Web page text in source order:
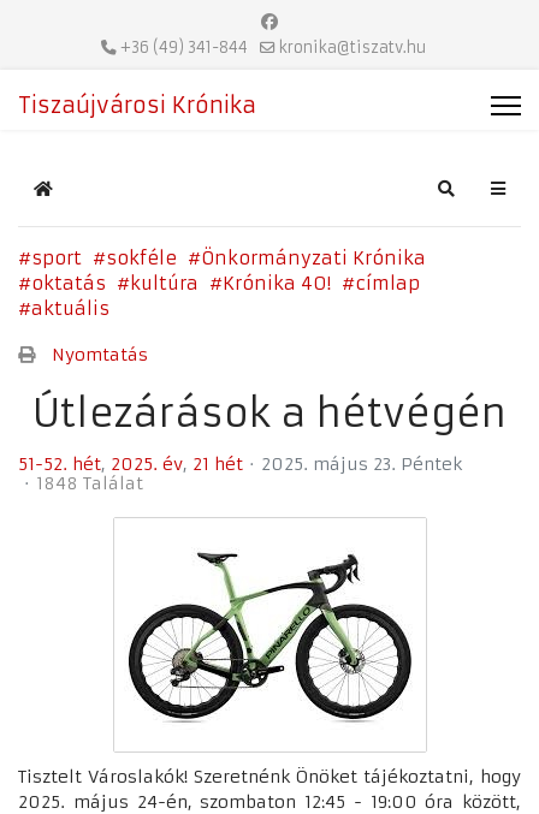
+36 (49) 341-844 kronika@tiszatv.hu
Tiszaújvárosi Krónika
Home Search
sport sokféle
Önkormányzati Krónika
oktatás
kultúra Krónika 40!
címlap
aktuális
Nyomtatás
Útlezárások a hétvégén
51-52. hét 2025. év 21 hét
2025. május 23. Péntek
1848 Találat
Tisztelt Városlakók! Szeretnénk Önöket tájékoztatni, hogy
2025. május 24-én, szombaton 12:45 - 19:00 óra között,